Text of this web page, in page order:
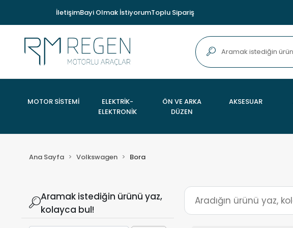
İletişimBayi Olmak İstiyorumToplu Sipariş
MOTOR SİSTEMİ
ELEKTRİK-
ELEKTRONİK
ÖN VE ARKA
DÜZEN
AKSESUAR
Ana Sayfa Volkswagen Bora
Aramak istediğin ürünü yaz,
kolayca bul!